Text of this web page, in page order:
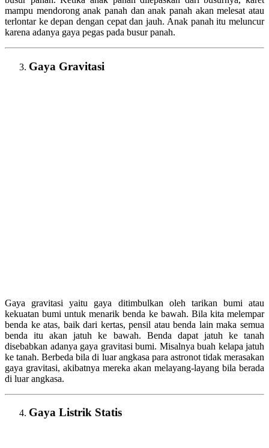
mampu mendorong anak panah dan anak panah akan melesat atau
terlontar ke depan dengan cepat dan jauh. Anak panah itu meluncur
karena adanya gaya pegas pada busur panah.
Gaya Gravitasi
Gaya gravitasi yaitu gaya ditimbulkan oleh tarikan bumi atau
kekuatan bumi untuk menarik benda ke bawah. Bila kita melempar
benda ke atas, baik dari kertas, pensil atau benda lain maka semua
benda itu akan jatuh ke bawah. Benda dapat jatuh ke tanah
disebabkan adanya gaya gravitasi bumi. Misalnya buah kelapa jatuh
ke tanah. Berbeda bila di luar angkasa para astronot tidak merasakan
gaya gravitasi, akibatnya mereka akan melayang-layang bila berada
di luar angkasa.
Gaya Listrik Statis